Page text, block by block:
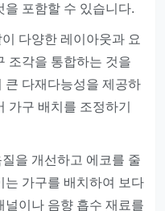
포함할 수 있습니다.
다양한 레이아웃과 요
조각을 통합하는 것을
큰 다재다능성을 제공하
가구 배치를 조정하기
을 개선하고 에코를 줄
는 가구를 배치하여 보다
널이나 음향 흡수 재료를